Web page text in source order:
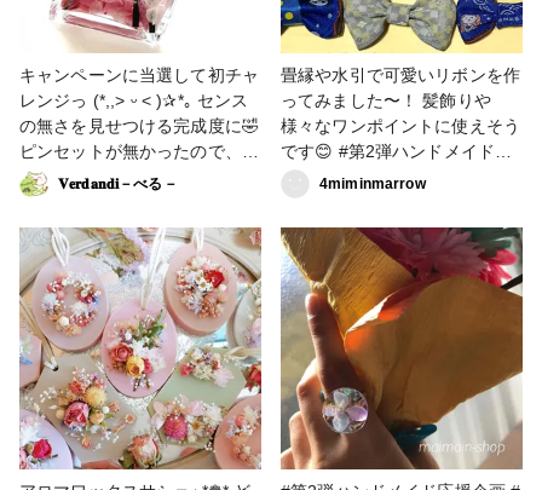
ンドメイド応援企画 #ハーバリ
ウムボールペン #その他のハン
ドメイド
#その他のハンドメイド
キャンペーンに当選して初チャ
レンジっ (*,,˃ ᵕ ˂ )✰*｡ センス
の無さを見せつける完成度に🤣
ピンセットが無かったので、
最後に立てる棒でチョイチョイ
やりました‪ ✌︎('ω')✌︎ 小さく切
ったからお花がゆらゆら揺れ
て、 桜のよい香りで癒されて
おります。 ❇私に届いたのは
桜バージョンでした。 オイル
を入れるときは慎重になりすぎ
ると 外側にも伝ってきてしま
うので、 ある程度の思い切り
は必要です。グイッと！ #はじ
めての投稿 #どこでもホビーシ
ョー #ハンドメイド応援企画 #
ホビーショー残念企画 #アレン
𝐕𝐞𝐫𝐝𝐚𝐧𝐝𝐢－べる－
畳縁や水引で可愛いリボンを作
ってみました〜！ 髪飾りや
様々なワンポイントに使えそう
です😊 #第2弾ハンドメイド応
援企画 #ハンドメイド応援企画
4miminmarrow